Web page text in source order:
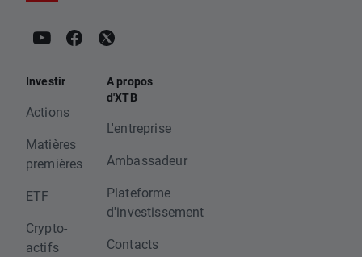
Investir
Actions
Matières
premières
ETF
Crypto-
actifs
A propos
d'XTB
L'entreprise
Ambassadeur
Plateforme
d'investissement
Contacts